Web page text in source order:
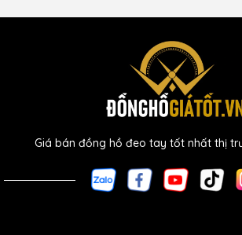
Giá bán đồng hồ đeo tay tốt nhất thị